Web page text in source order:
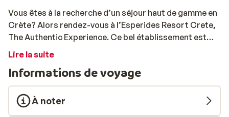
Vous êtes à la recherche d’un séjour haut de gamme en
Crète? Alors rendez-vous à l’Esperides Resort Crete,
The Authentic Experience. Ce bel établissement est
situé au sommet d’une colline, à 800 mètres d’altitude.
les oliveraies et le village pittoresque de Koutouloufari.
Vous séjournerez dans de jolies chambres bien
équipées, et profiterez chaque matin d'un bon petit-
déjeuner. Si vous réservez le dîner, vous aurez
Lire la suite
Informations de voyage
À noter